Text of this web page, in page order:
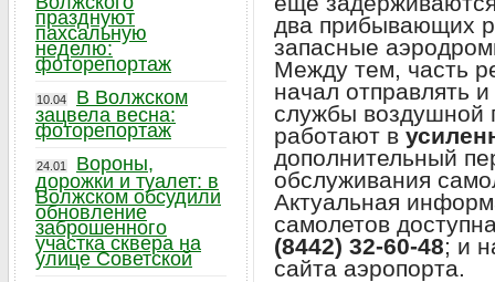
два прибывающих
запасные
Между тем, часть
начал отправлять
службы воздушной
работают в
дополнительный
обслуживания
Актуальная
самолетов
(8442) 32-60-48; и
сайта аэропорта.
празднуют
пахсальную
неделю:
фоторепортаж
10.04
В Волжском
зацвела весна:
фоторепортаж
24.01
Вороны,
дорожки и туалет: в
Волжском обсудили
обновление
заброшенного
участка сквера на
улице Советской